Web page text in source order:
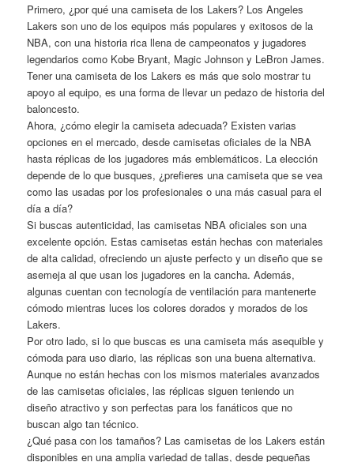
Primero, ¿por qué una camiseta de los Lakers? Los Angeles
Lakers son uno de los equipos más populares y exitosos de la
NBA, con una historia rica llena de campeonatos y jugadores
legendarios como Kobe Bryant, Magic Johnson y LeBron James.
Tener una camiseta de los Lakers es más que solo mostrar tu
apoyo al equipo, es una forma de llevar un pedazo de historia del
baloncesto.
Ahora, ¿cómo elegir la camiseta adecuada? Existen varias
opciones en el mercado, desde camisetas oficiales de la NBA
hasta réplicas de los jugadores más emblemáticos. La elección
depende de lo que busques, ¿prefieres una camiseta que se vea
como las usadas por los profesionales o una más casual para el
día a día?
Si buscas autenticidad, las camisetas NBA oficiales son una
excelente opción. Estas camisetas están hechas con materiales
de alta calidad, ofreciendo un ajuste perfecto y un diseño que se
asemeja al que usan los jugadores en la cancha. Además,
algunas cuentan con tecnología de ventilación para mantenerte
cómodo mientras luces los colores dorados y morados de los
Lakers.
Por otro lado, si lo que buscas es una camiseta más asequible y
cómoda para uso diario, las réplicas son una buena alternativa.
Aunque no están hechas con los mismos materiales avanzados
de las camisetas oficiales, las réplicas siguen teniendo un
diseño atractivo y son perfectas para los fanáticos que no
buscan algo tan técnico.
¿Qué pasa con los tamaños? Las camisetas de los Lakers están
disponibles en una amplia variedad de tallas, desde pequeñas